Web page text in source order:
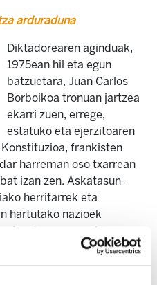
arduraduna
Diktadorearen aginduak,
1975ean hil eta egun
batzuetara, Juan Carlos
Borboikoa tronuan jartzea
ekarri zuen, errege,
estatuko eta ejerzitoaren
frankisten
harreman oso txarrean
izan zen. Askatasun-
herritarrek eta
hartutako nazioek
(erregearen izaera
barne), eta horrekin batera
(botere judiziala,